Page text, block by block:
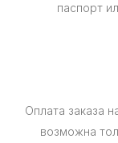
паспорт
Оплата заказа
возможна